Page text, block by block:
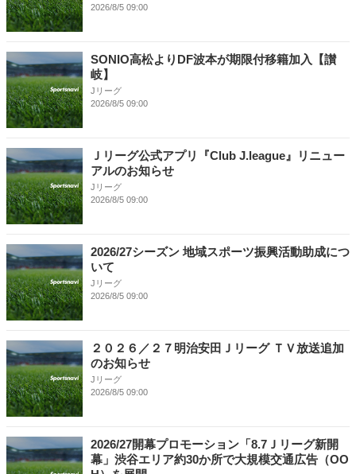
2026/8/5 09:00
SONIO高松よりDF波本が期限付移籍加入【讃
岐】
Jリーグ
2026/8/5 09:00
Ｊリーグ公式アプリ『Club J.league』リニュー
アルのお知らせ
Jリーグ
2026/8/5 09:00
2026/27シーズン 地域スポーツ振興活動助成につ
いて
Jリーグ
2026/8/5 09:00
２０２６／２７明治安田Ｊリーグ ＴＶ放送追加
のお知らせ
Jリーグ
2026/8/5 09:00
2026/27開幕プロモーション「8.7Ｊリーグ新開
幕」渋谷エリア約30か所で大規模交通広告（OO